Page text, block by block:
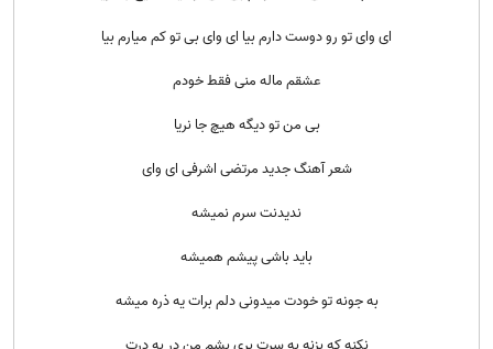
ای وای تو رو دوست دارم بیا ای وای بی تو کم میارم بیا
عشقم ماله منی فقط خودم
بی من تو دیگه هیچ جا نریا
شعر آهنگ جدید مرتضی اشرفی ای وای
ندیدنت سرم نمیشه
باید باشی پیشم همیشه
به جونه تو خودت میدونی دلم برات یه ذره میشه